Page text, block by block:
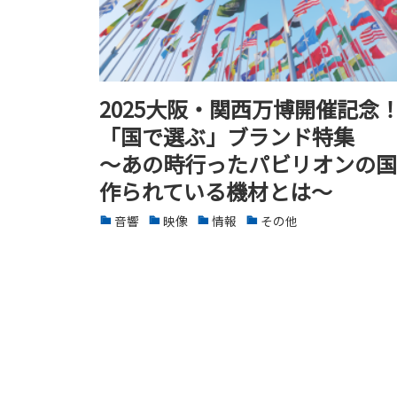
2025大阪・関西万博開催記念
「国で選ぶ」ブランド特集
～あの時行ったパビリオンの
作られている機材とは～
音響 映像 情報 その他